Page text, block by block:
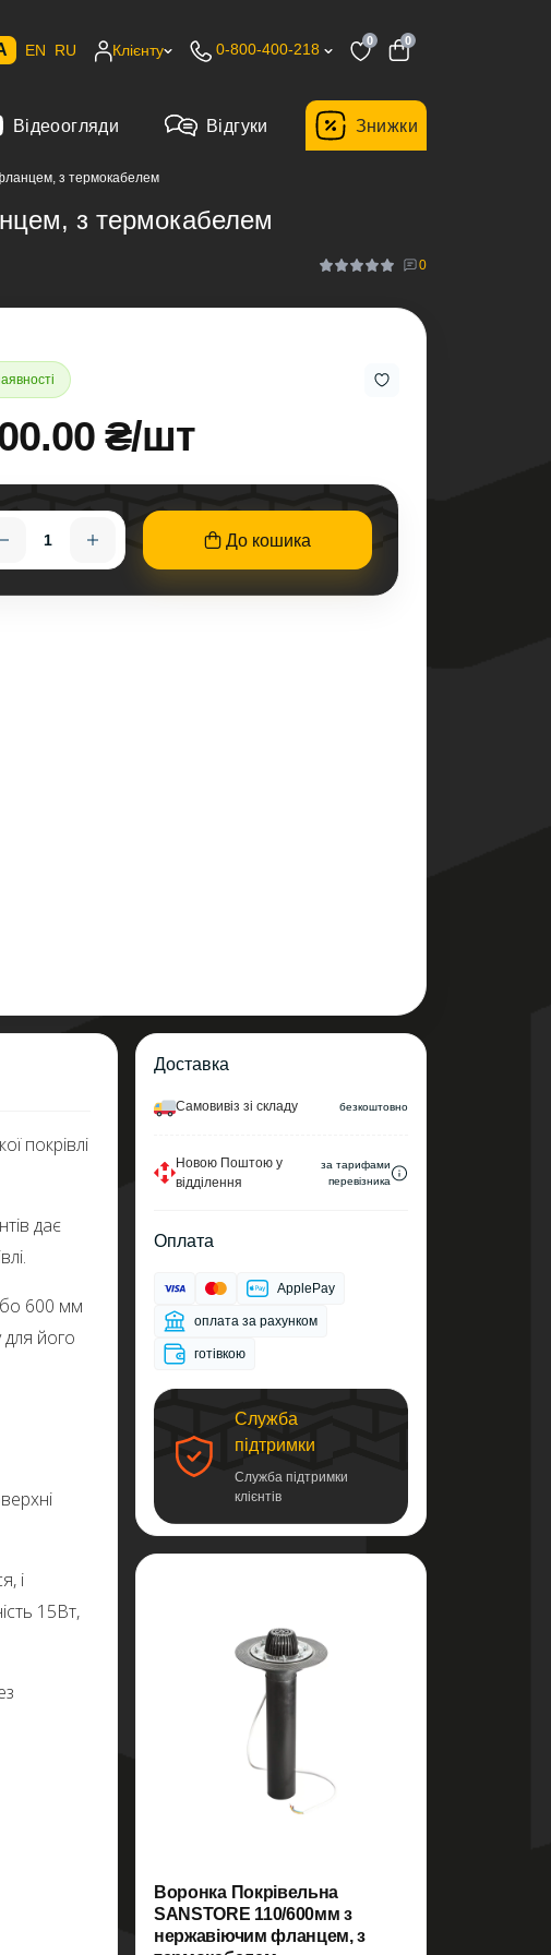
EN RU Клієнту 0-800-400-218
0 0
Відеоогляди Відгуки Знижки
з термокабелем
з термокабелем
0
₴/шт
До кошика
Доставка
Самовивіз зі складу безкоштовно
Новою Поштою у
відділення
за тарифами
перевізника
Оплата
ApplePay
оплата за рахунком
готівкою
Служба
підтримки
Служба підтримки
клієнтів
Воронка Покрівельна
SANSTORE 110/600мм з
нержавіючим фланцем, з
покрівлі
дає
600 мм
його
і
15Вт,